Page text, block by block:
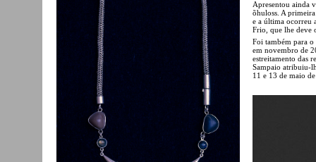
Apresentou ainda
õhuloss. A
e a última ocorreu
Frio, que lhe deve
Foi também para
em novembro de
estreitamento das
Sampaio atribuiu-
11 e 13 de maio